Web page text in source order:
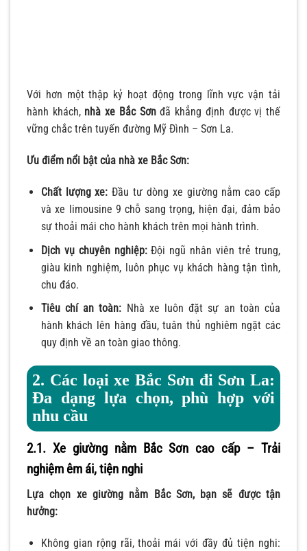
Với hơn một thập kỷ hoạt động trong lĩnh vực vận tải
hành khách, nhà xe Bắc Sơnđã khẳng định được vị thế
vững chắc trên tuyến đường Mỹ Đình – Sơn La.
Ưu điểm nổi bật của nhà xe Bắc Sơn:
Chất lượng xe: Đầu tư dòng xe giường nằm cao cấp
và xe limousine 9 chỗ sang trọng, hiện đại, đảm bảo
sự thoải mái cho hành khách trên mọi hành trình.
Dịch vụ chuyên nghiệp:Đội ngũ nhân viên trẻ trung,
giàu kinh nghiệm, luôn phục vụ khách hàng tận tình,
chu đáo.
Tiêu chí an toàn: Nhà xe luôn đặt sự an toàn của
hành khách lên hàng đầu, tuân thủ nghiêm ngặt các
quy định về an toàn giao thông.
2. Các loại xe Bắc Sơn đi Sơn La:
Đa dạng lựa chọn, phù hợp với
nhu cầu
2.1. Xe giường nằm Bắc Sơn cao cấp – Trải
nghiệm êm ái, tiện nghi
Lựa chọn xe giường nằm Bắc Sơn, bạn sẽ được tận
hưởng:
Không gian rộng rãi, thoải mái với đầy đủ tiện nghi: